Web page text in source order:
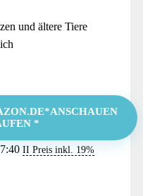
und ältere Tiere
*
II Preis inkl. 19%